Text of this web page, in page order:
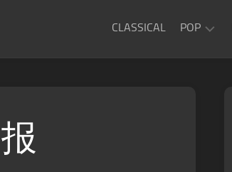
CLASSICAL POP